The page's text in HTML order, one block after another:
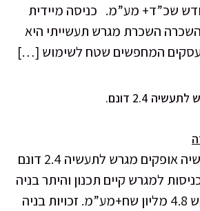
שכ”ד+ מע”מ. כניסה מיידית
השכרת מגרש תעשייתי היא
עסקים המחפשים שטח לשימוש […]
2.4 דונם.
למכירה באיזור התעשיה אופקים מגרש לתעשיה 2.4 דונם
פנטסטי. 2 כניסות למגרש קיים תכנון והיתר בניה
בתהליך. מחיר מבוקש 4.8 מליון שח+מע”מ. זכויות בניה